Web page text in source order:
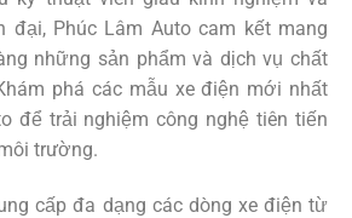
đại, Phúc Lâm Auto cam kết mang
những sản phẩm và dịch vụ chất
phá các mẫu xe điện mới nhất
để trải nghiệm công nghệ tiên tiến
trường.
cấp đa dạng các dòng xe điện từ